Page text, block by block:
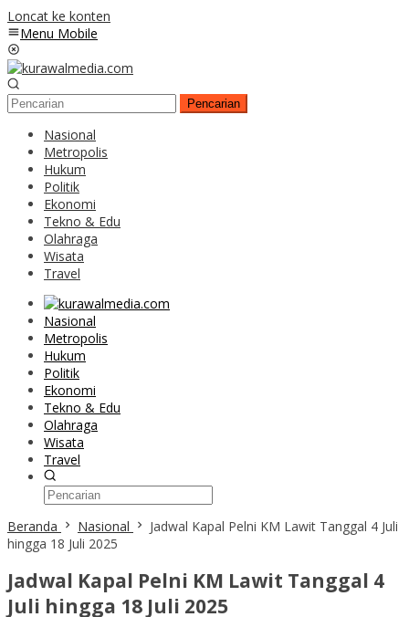
Loncat ke konten
Menu Mobile
Pencarian
Nasional
Metropolis
Hukum
Politik
Ekonomi
Tekno & Edu
Olahraga
Wisata
Travel
Nasional
Metropolis
Hukum
Politik
Ekonomi
Tekno & Edu
Olahraga
Wisata
Travel
Beranda Nasional
Jadwal Kapal Pelni KM Lawit Tanggal 4 Juli
hingga 18 Juli 2025
Jadwal Kapal Pelni KM Lawit Tanggal 4
Juli hingga 18 Juli 2025